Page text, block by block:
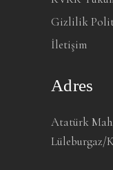
Gizlilik
İletişim
Adres
Atatürk Mah.
Lüleburgaz/